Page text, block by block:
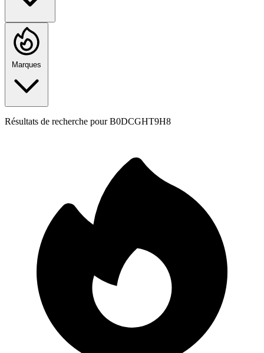
Marques
Résultats de recherche pourB0DCGHT9H8